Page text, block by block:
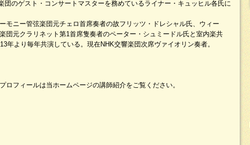
団のゲスト・コンサートマスターを務めているライナー・キュッヒル各氏に
モニー管弦楽団元チェロ首席奏者の故フリッツ・ドレシャル氏、ウィー
団元クラリネット第1首席隻奏者のペーター・シュミードル氏と室内楽共
年より毎年共演している。現在NHK交響楽団次席ヴァイオリン奏者。
ロフィールは当ホームページの講師紹介をご覧ください。